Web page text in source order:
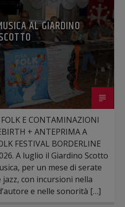
AL GIARDINO
E CONTAMINAZIONI
+ ANTEPRIMA A
FESTIVAL BORDERLINE
A luglio il Giardino Scotto
per un mese di serate
jazz, con incursioni nella
e nelle sonorità […]